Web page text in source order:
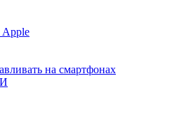
Apple
на смартфонах